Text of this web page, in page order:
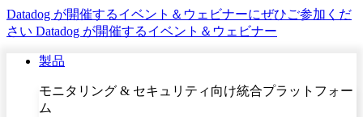
Datadog が開催するイベント＆ウェビナーにぜひご参加くだ
さい Datadog が開催するイベント＆ウェビナー
製品
モニタリング & セキュリティ向け統合プラットフォー
ム